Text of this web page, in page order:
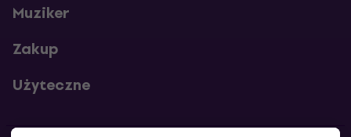
Muziker
Zakup
Użyteczne